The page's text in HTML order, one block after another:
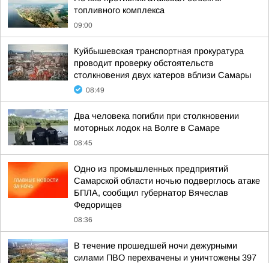
топливного комплекса
09:00
Куйбышевская транспортная прокуратура
проводит проверку обстоятельств
столкновения двух катеров вблизи Самары
08:49
Два человека погибли при столкновении
моторных лодок на Волге в Самаре
08:45
Одно из промышленных предприятий
Самарской области ночью подверглось атаке
БПЛА, сообщил губернатор Вячеслав
Федорищев
08:36
В течение прошедшей ночи дежурными
силами ПВО перехвачены и уничтожены 397